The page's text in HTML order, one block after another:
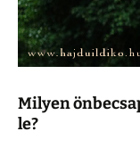
Milyen
le?